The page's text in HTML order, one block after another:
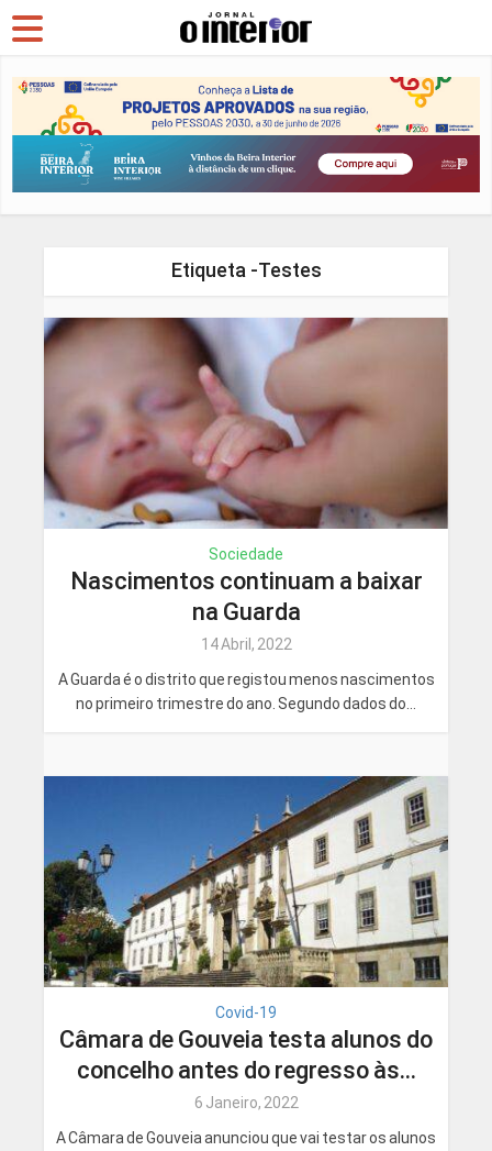
Etiqueta -Testes
Sociedade
Nascimentos continuam a baixar
na Guarda
14 Abril, 2022
A Guarda é o distrito que registou menos nascimentos
no primeiro trimestre do ano. Segundo dados do...
Covid-19
Câmara de Gouveia testa alunos do
concelho antes do regresso às...
6 Janeiro, 2022
A Câmara de Gouveia anunciou que vai testar os alunos